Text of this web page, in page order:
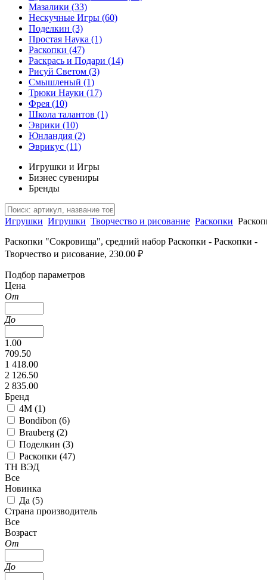
Мазалики (33)
Нескучные Игры (60)
Поделкин (3)
Простая Наука (1)
Раскопки (47)
Раскрась и Подари (14)
Рисуй Светом (3)
Смышленый (1)
Трюки Науки (17)
Фрея (10)
Школа талантов (1)
Эврики (10)
Юнландия (2)
Эврикус (11)
Игрушки и Игры
Бизнес сувениры
Бренды
Игрушки Игрушки Творчество и рисование Раскопки
Раскопки "Сокровища", средний набор Раскопки - Раскопки -
Творчество и рисование, 230.00 ₽
Подбор параметров
Цена
От
До
1.00
709.50
1 418.00
2 126.50
2 835.00
Бренд
4M (1)
Bondibon (6)
Brauberg (2)
Поделкин (3)
Раскопки (47)
ТН ВЭД
Все
Новинка
Да (5)
Страна производитель
Все
Возраст
От
До